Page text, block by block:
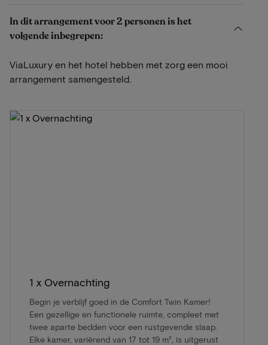
In dit arrangement voor 2 personen is het
volgende inbegrepen:
ViaLuxury en het hotel hebben met zorg een mooi
arrangement samengesteld.
1 x Overnachting
Begin je verblijf goed in de Comfort Twin Kamer!
Een gezellige en functionele ruimte, compleet met
twee aparte bedden voor een rustgevende slaap.
Elke kamer, variërend van 17 tot 19 m², is uitgerust